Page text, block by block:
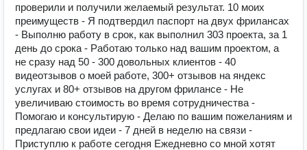
проверили и получили желаемый результат. 10 моих
преимуществ - Я подтвердил паспорт на двух фрилансах
- Выполню работу в срок, как выполнил 303 проекта, за 1
день до срока - Работаю только над вашим проектом, а
не сразу над 50 - 300 довольных клиентов - 40
видеотзывов о моей работе, 300+ отзывов на яндекс
услугах и 80+ отзывов на другом фрилансе - Не
увеличиваю стоимость во время сотрудничества -
Помогаю и консультирую - Делаю по вашим пожеланиям и
предлагаю свои идеи - 7 дней в неделю на связи -
Приступлю к работе сегодня Ежедневно со мной хотят